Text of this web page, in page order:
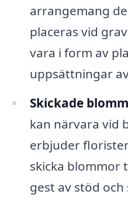
arrangemang
placeras vid
vara i form av
uppsättningar
Skickade
kan närvara vid
erbjuder
skicka blommor
gest av stöd och